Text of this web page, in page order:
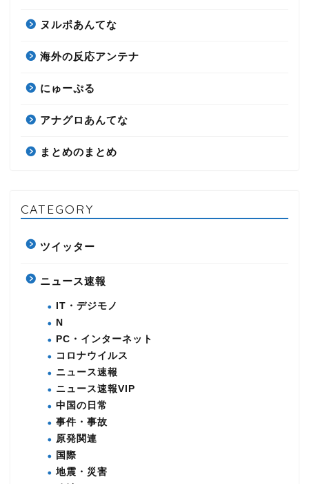
ヌルポあんてな
海外の反応アンテナ
にゅーぷる
アナグロあんてな
まとめのまとめ
CATEGORY
ツイッター
ニュース速報
IT・デジモノ
N
PC・インターネット
コロナウイルス
ニュース速報
ニュース速報VIP
中国の日常
事件・事故
原発関連
国際
地震・災害